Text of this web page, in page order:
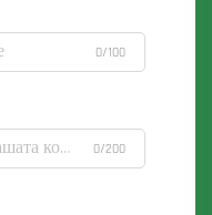
0/100
0/200